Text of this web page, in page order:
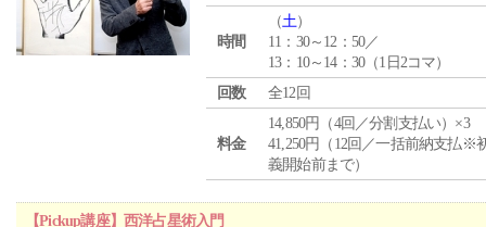
時間
（土）
11：30～12：50／
13：10～14：30（1日2コマ）
回数
全12回
料金
14,850円（4回／分割支払い）×3
41,250円（12回／一括前納支払※
義開始前まで）
【Pickup講座】西洋占星術入門